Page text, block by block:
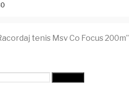
tenis Msv Co Focus 200m”